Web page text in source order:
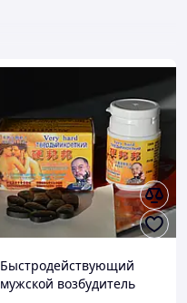
Быстродействующий
мужской возбудитель